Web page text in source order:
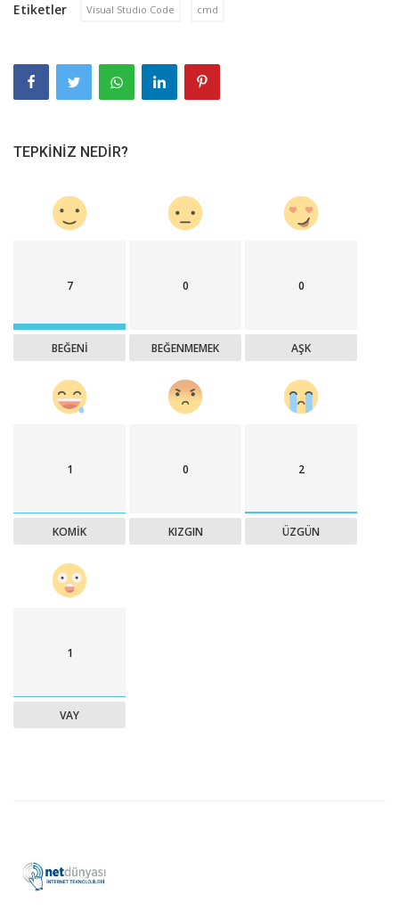
Etiketler Visual Studio Code cmd
TEPKINIZ NEDIR?
7
BEĞENI
0
BEĞENMEMEK
0
AŞK
1
KOMIK
0
KIZGIN
2
ÜZGÜN
1
VAY